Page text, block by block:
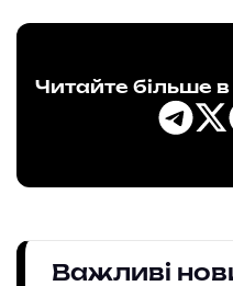
Читайте більше
Важливі